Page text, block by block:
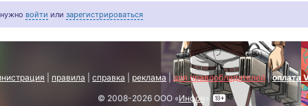
войти или зарегистрироваться
правила справка реклама для правообладателей|оплата
© 2008-2026 ООО «Инфон»